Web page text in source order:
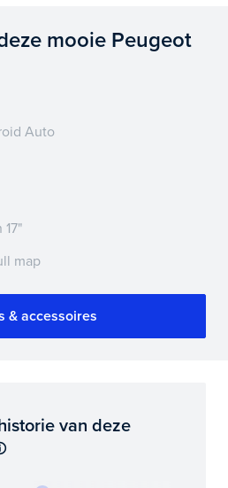
mooie Peugeot
Auto
map
& accessoires
van deze